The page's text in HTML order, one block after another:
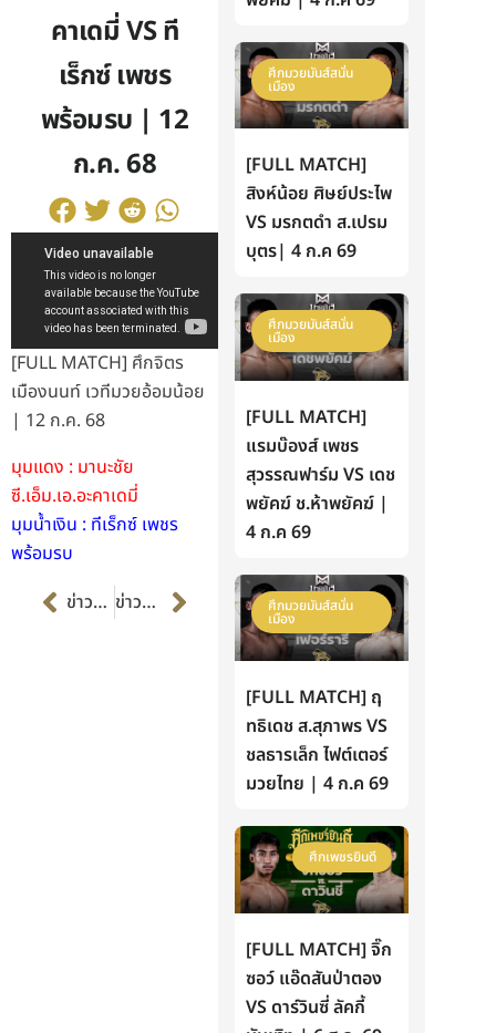
คาเดมี่ VS ที
เร็กซ์ เพชร
พร้อมรบ | 12
ก.ค. 68
[FULL MATCH] ศึกจิตร
เมืองนนท์ เวทีมวยอ้อมน้อย
| 12 ก.ค. 68
มุมแดง : มานะชัย
ซี.เอ็ม.เอ.อะคาเดมี่
มุมน้ำเงิน : ทีเร็กซ์ เพชร
พร้อมรบ
Prevข่าวก่อนหน้า ข่าวต่อไป Next
ศึกมวยมันส์สนั่น
เมือง
[FULL MATCH]
สิงห์น้อย ศิษย์ประไพ
VS มรกตดำ ส.เปรม
บุตร| 4 ก.ค 69
ศึกมวยมันส์สนั่น
เมือง
[FULL MATCH]
แรมบ๊องส์ เพชร
สุวรรณฟาร์ม VS เดช
พยัคฆ์ ช.ห้าพยัคฆ์ |
4 ก.ค 69
ศึกมวยมันส์สนั่น
เมือง
[FULL MATCH] ฤ
ทธิเดช ส.สุภาพร VS
ชลธารเล็ก ไฟต์เตอร์
มวยไทย | 4 ก.ค 69
ศึกเพชรยินดี
[FULL MATCH] จิ๊ก
ซอว์ แอ๊ดสันป่าตอง
VS ดาร์วินซี่ ลัคกี้